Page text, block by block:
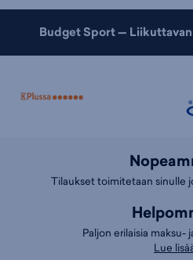
Budget Sport —
Tilaukset toimitetaan sinulle
Paljon erilaisia maksu-
Lue